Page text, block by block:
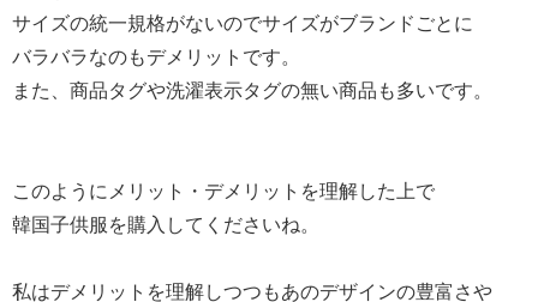
サイズの統一規格がないのでサイズがブランドごとに
バラバラなのもデメリットです。
また、商品タグや洗濯表示タグの無い商品も多いです。
このようにメリット・デメリットを理解した上で
韓国子供服を購入してくださいね。
私はデメリットを理解しつつもあのデザインの豊富さや